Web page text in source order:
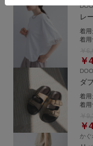
レ
着
着用
￥
ダ
着用
着
￥
かぐ